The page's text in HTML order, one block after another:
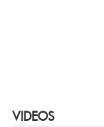
VIDEOS